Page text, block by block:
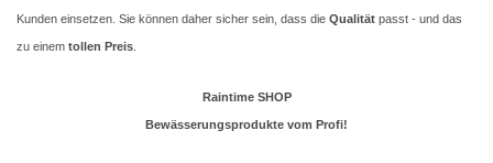
Kunden einsetzen. Sie können daher sicher sein, dass die Qualität passt - und das
zu einem tollen Preis
Raintime SHOP
Bewässerungsprodukte vom Profi!